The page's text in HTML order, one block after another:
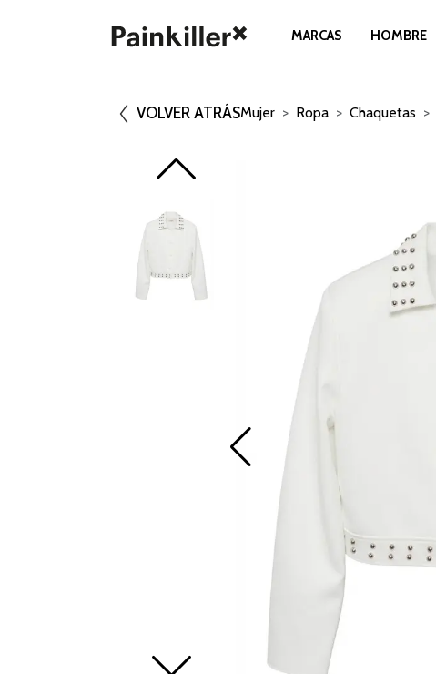
MARCAS HOMBRE
VOLVER ATRÁSMujer Ropa Chaquetas